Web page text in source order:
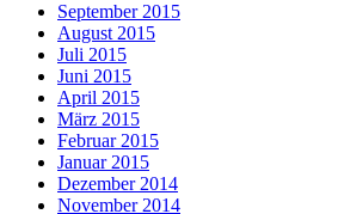
September 2015
August 2015
Juli 2015
Juni 2015
April 2015
März 2015
Februar 2015
Januar 2015
Dezember 2014
November 2014